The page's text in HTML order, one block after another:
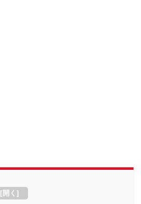
[開く ]